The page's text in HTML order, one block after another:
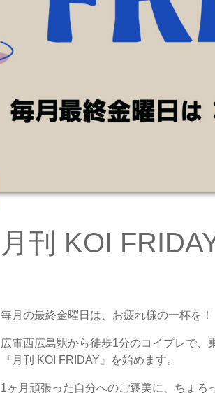
月刊 KOI
毎月の最終金曜日は、お疲れ様の一杯を！
広電西広島駅から徒歩1分のコイプレで
『月刊 KOI FRIDAY』を始めます。
1ヶ月頑張った自分へのご褒美に、ちょろ